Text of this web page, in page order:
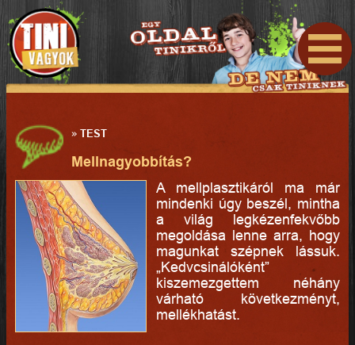
»TEST
Mellnagyobbítás?
A mellplasztikáról ma már
mindenki úgy beszél, mintha
a világ legkézenfekvőbb
megoldása lenne arra, hogy
magunkat szépnek lássuk.
„Kedvcsinálóként”
kiszemezgettem néhány
várható következményt,
mellékhatást.